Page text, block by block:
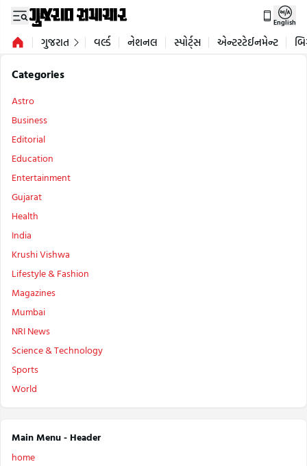
English
ગુજરાત વર્લ્ડ નેશનલ સ્પોર્ટ્સ એન્ટરટેઈનમેન્ટ
Categories
Astro
Business
Editorial
Education
Entertainment
Gujarat
Health
India
Krushi Vishwa
Lifestyle & Fashion
Magazines
Mumbai
NRI News
Science & Technology
Sports
World
Main Menu - Header
home